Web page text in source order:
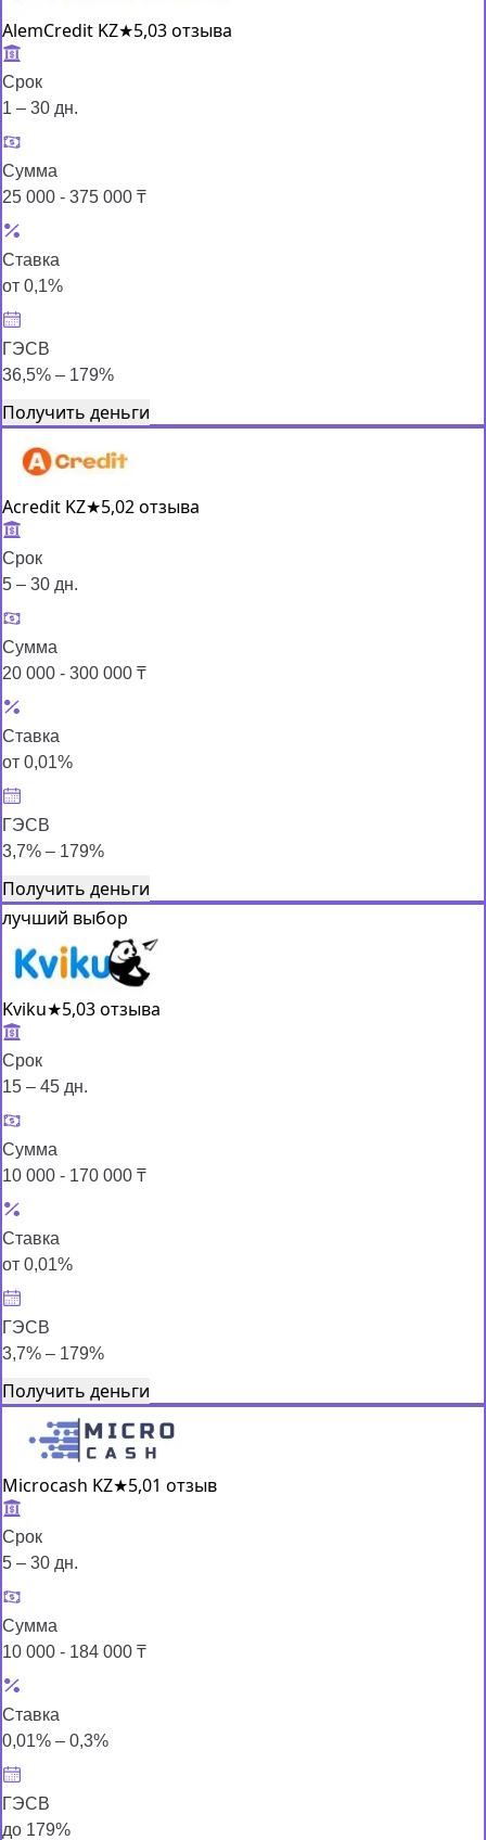
AlemCredit KZ★5,03 отзыва
Срок
1 – 30 дн.
Сумма
25 000 - 375 000 ₸
Ставка
от 0,1%
ГЭСВ
36,5% – 179%
Получить деньги
Acredit KZ★5,02 отзыва
Срок
5 – 30 дн.
Сумма
20 000 - 300 000 ₸
Ставка
от 0,01%
ГЭСВ
3,7% – 179%
Получить деньги
лучший выбор
Kviku★5,03 отзыва
Срок
15 – 45 дн.
Сумма
10 000 - 170 000 ₸
Ставка
от 0,01%
ГЭСВ
3,7% – 179%
Получить деньги
Microcash KZ★5,01 отзыв
Срок
5 – 30 дн.
Сумма
10 000 - 184 000 ₸
Ставка
0,01% – 0,3%
ГЭСВ
до 179%